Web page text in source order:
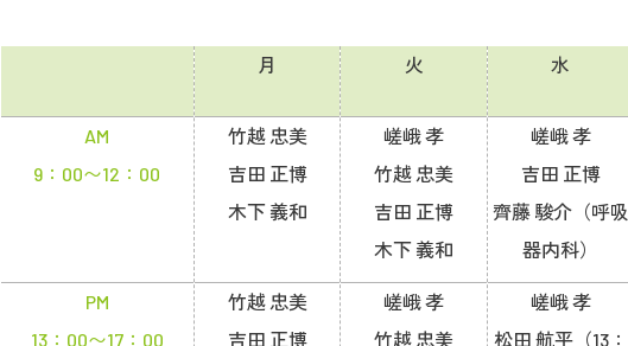
AM
9：00〜12：00
PM
13：00〜17：00
月
竹越 忠美
吉田 正博
木下 義和
竹越 忠美
吉田 正博
火
嵯峨 孝
竹越 忠美
吉田 正博
木下 義和
嵯峨 孝
竹越 忠美
水
嵯峨 孝
吉田 正博
齊藤 駿介（呼吸
器内科）
嵯峨 孝
松田 航平（13：